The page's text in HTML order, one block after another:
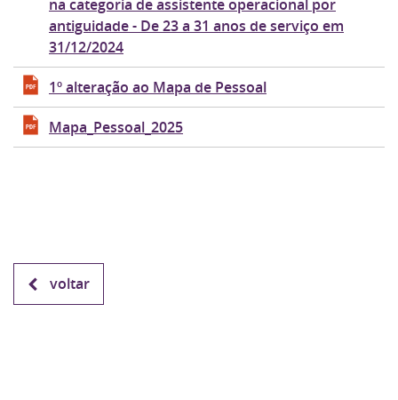
na categoria de assistente operacional por
antiguidade - De 23 a 31 anos de serviço em
31/12/2024
1º alteração ao Mapa de Pessoal
Mapa_Pessoal_2025
voltar